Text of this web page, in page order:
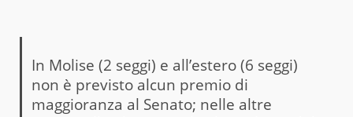
In Molise (2 seggi) e all’estero (6 seggi)
non è previsto alcun premio di
maggioranza al Senato; nelle altre